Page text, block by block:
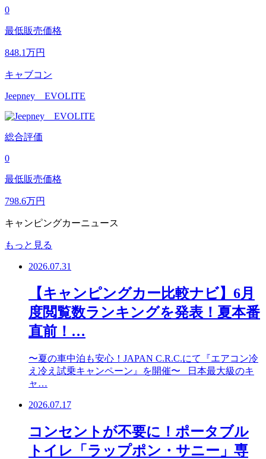
0
最低販売価格
848.1万円
キャブコン
Jeepney EVOLITE
総合評価
0
最低販売価格
798.6万円
キャンピングカーニュース
もっと見る
2026.07.31
【キャンピングカー比較ナビ】6月
度閲覧数ランキングを発表！夏本番
直前！…
〜夏の車中泊も安心！JAPAN C.R.C.にて『エアコン冷
え冷え試乗キャンペーン』を開催〜 日本最大級のキ
ャ…
2026.07.17
コンセントが不要に！ポータブル
トイレ「ラップポン・サニー」専